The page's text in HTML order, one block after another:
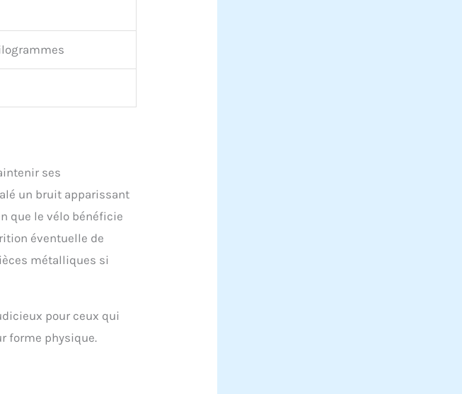
ses
un bruit apparissant
que le vélo bénéficie
éventuelle de
métalliques si
pour ceux qui
forme physique.